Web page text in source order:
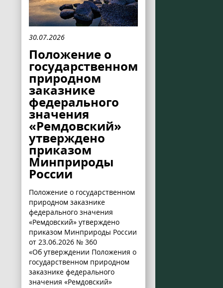
30.07.2026
Положение о
государственном
природном
заказнике
федерального
значения
«Ремдовский»
утверждено
приказом
Минприроды
России
Положение о государственном
природном заказнике
федерального значения
«Ремдовский» утверждено
приказом Минприроды России
от 23.06.2026 № 360
«Об утверждении Положения о
государственном природном
заказнике федерального
значения «Ремдовский»